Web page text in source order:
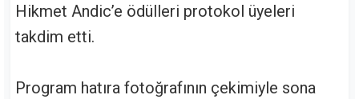
Hikmet Andic’e ödülleri protokol üyeleri
takdim etti.
Program hatıra fotoğrafının çekimiyle sona